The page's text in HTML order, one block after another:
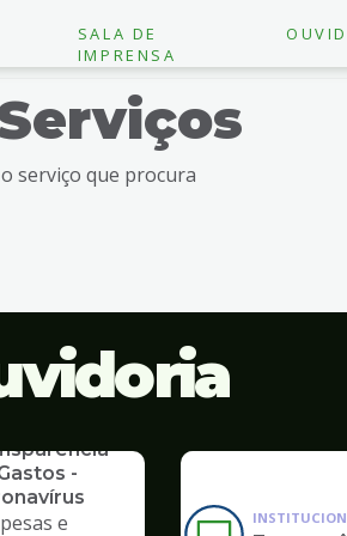
SALA DE
IMPRENSA
serviço que procura
-
e